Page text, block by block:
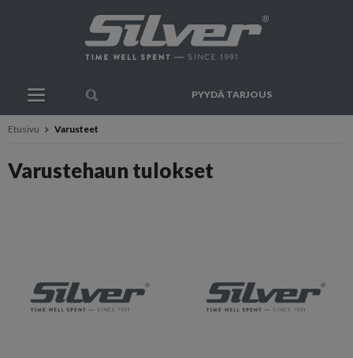
PYYDÄ TARJOUS
Etusivu Varusteet
Varustehaun tulokset